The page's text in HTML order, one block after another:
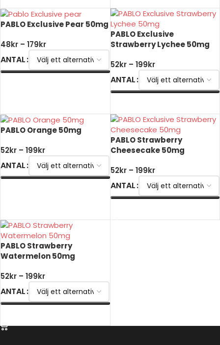
PABLO Exclusive Pear 50mg
48kr – 179kr
ANTAL
PABLO Exclusive
Strawberry Lychee 50mg
52kr – 199kr
ANTAL
PABLO Orange 50mg
52kr – 199kr
ANTAL
PABLO Strawberry
Cheesecake 50mg
52kr – 199kr
ANTAL
PABLO Strawberry
Watermelon 50mg
52kr – 199kr
ANTAL